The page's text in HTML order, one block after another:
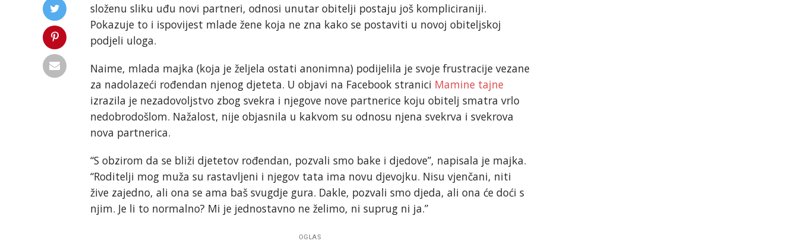
složenu sliku uđu novi partneri, odnosi unutar obitelji postaju još kompliciraniji.
Pokazuje to i ispovijest mlade žene koja ne zna kako se postaviti u novoj obiteljskoj
podjeli uloga.
Naime, mlada majka (koja je željela ostati anonimna) podijelila je svoje frustracije vezane
za nadolazeći rođendan njenog djeteta. U objavi na Facebook stranici Mamine tajne
izrazila je nezadovoljstvo zbog svekra i njegove nove partnerice koju obitelj smatra vrlo
nedobrodošlom. Nažalost, nije objasnila u kakvom su odnosu njena svekrva i svekrova
nova partnerica.
“S obzirom da se bliži djetetov rođendan, pozvali smo bake i djedove”, napisala je majka.
“Roditelji mog muža su rastavljeni i njegov tata ima novu djevojku. Nisu vjenčani, niti
žive zajedno, ali ona se ama baš svugdje gura. Dakle, pozvali smo djeda, ali ona će doći s
njim. Je li to normalno? Mi je jednostavno ne želimo, ni suprug ni ja.”
OGLAS